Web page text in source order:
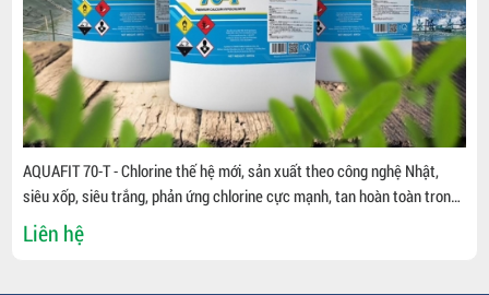
AQUAFIT 70-T - Chlorine thế hệ mới, sản xuất theo công nghệ Nhật,
siêu xốp, siêu trắng, phản ứng chlorine cực mạnh, tan hoàn toàn trong
nước " Diệt virus, vi khuẩn, kí sinh trùng, mầm bệnh, xử lý nguồn nước "
Liên hệ